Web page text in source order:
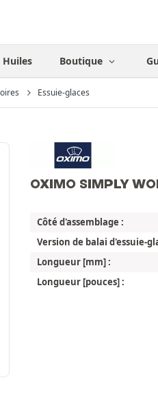
Huiles Boutique
Essuie-glaces
OXIMO SIMPLY
Côté d'assemblage :
Version de balai d'essuie-
Longueur [mm] :
Longueur [pouces] :